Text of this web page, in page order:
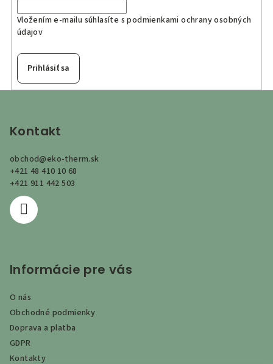
Vložením e-mailu súhlasíte spodmienkami ochrany osobných
údajov
Prihlásiť sa
Kontakt
obchod@eko-therm.sk
+421 48 410 10 68
+421 911 442 503
Informácie pre vás
O nás
Obchodné podmienky
Doprava a platba
GDPR
Kontakty